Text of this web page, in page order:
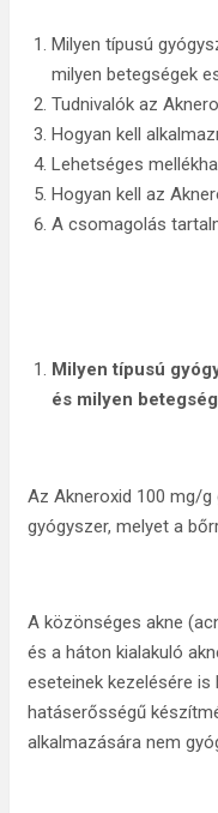
Milyen típusú
milyen betegségek
Tudnivalók az
Hogyan kell
Lehetséges
Hogyan kell az
A csomagolás
Milyen típusú
és milyen
Az Akneroxid 100 mg/
gyógyszer, melyet a
A közönséges akne
és a háton kialakuló
eseteinek kezelésére is
hatáserősségű
alkalmazására nem